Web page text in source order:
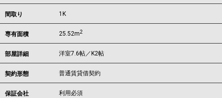
間取り 1K
専有面積 25.52m2
部屋詳細 洋室7.6帖／K2帖
契約形態 普通賃貸借契約
保証会社 利用必須